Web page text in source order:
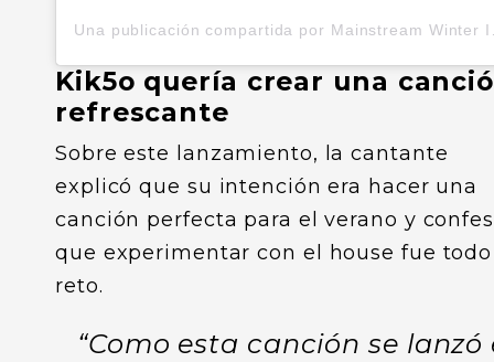
Una
Kik5o quería crear una
refrescante
Sobre este lanzamiento, la cantante
explicó que su intención era hacer una
canción perfecta para el verano y
que experimentar con el house fue
reto.
“Como esta canción se lanzó